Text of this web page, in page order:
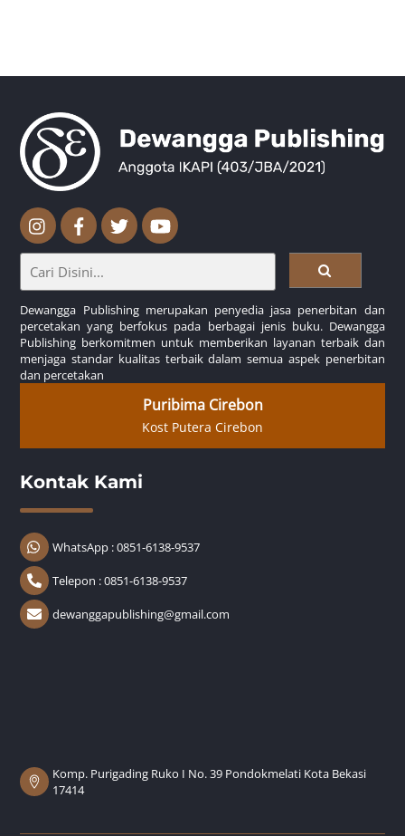
Dewangga Publishing merupakan penyedia jasa penerbitan dan
percetakan yang berfokus pada berbagai jenis buku. Dewangga
Publishing berkomitmen untuk memberikan layanan terbaik dan
menjaga standar kualitas terbaik dalam semua aspek penerbitan
dan percetakan
Puribima Cirebon
Kost Putera Cirebon
Kontak Kami
WhatsApp : 0851-6138-9537
Telepon : 0851-6138-9537
dewanggapublishing@gmail.com
Komp. Purigading Ruko I No. 39 Pondokmelati Kota Bekasi
17414